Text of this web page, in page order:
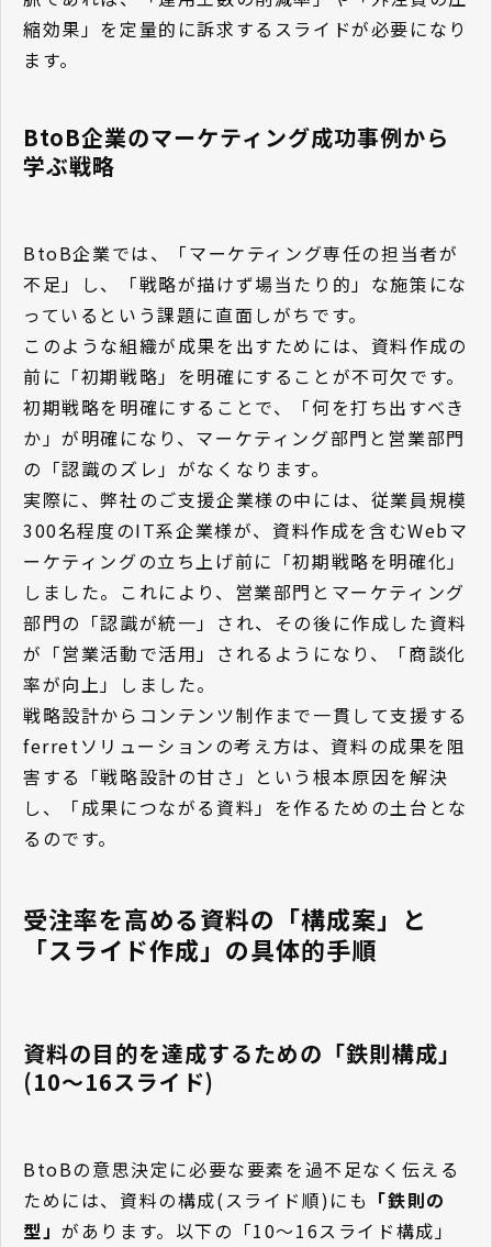
縮効果」を定量的に訴求するスライドが必要になり
ます。
BtoB企業のマーケティング成功事例から
学ぶ戦略
BtoB企業では、「マーケティング専任の担当者が
不足」し、「戦略が描けず場当たり的」な施策にな
っているという課題に直面しがちです。
このような組織が成果を出すためには、資料作成の
前に「初期戦略」を明確にすることが不可欠です。
初期戦略を明確にすることで、「何を打ち出すべき
か」が明確になり、マーケティング部門と営業部門
の「認識のズレ」がなくなります。
実際に、弊社のご支援企業様の中には、従業員規模
300名程度のIT系企業様が、資料作成を含むWebマ
ーケティングの立ち上げ前に「初期戦略を明確化」
しました。これにより、営業部門とマーケティング
部門の「認識が統一」され、その後に作成した資料
が「営業活動で活用」されるようになり、「商談化
率が向上」しました。
戦略設計からコンテンツ制作まで一貫して支援する
ferretソリューションの考え方は、資料の成果を阻
害する「戦略設計の甘さ」という根本原因を解決
し、「成果につながる資料」を作るための土台とな
るのです。
受注率を高める資料の「構成案」と
「スライド作成」の具体的手順
資料の目的を達成するための「鉄則構成」
(10〜16スライド)
BtoBの意思決定に必要な要素を過不足なく伝える
ためには、資料の構成(スライド順)にも 「鉄則の
型」があります。以下の「10〜16スライド構成」